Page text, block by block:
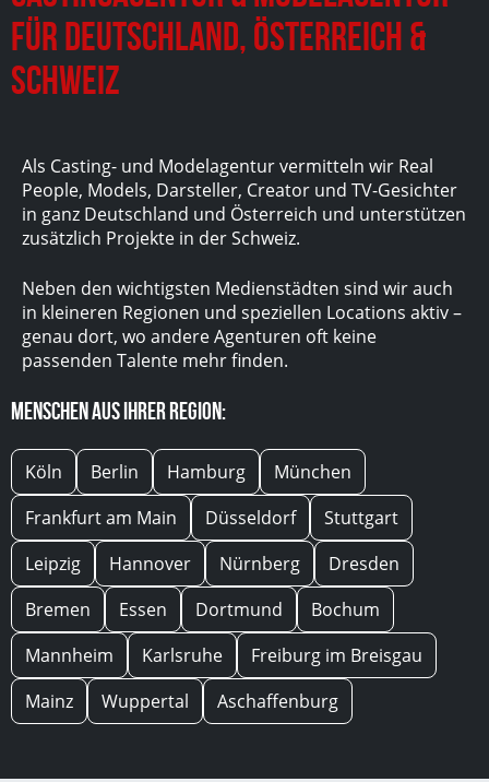
für Deutschland, Österreich &
Schweiz
Als Casting- und Modelagentur vermitteln wir Real
People, Models, Darsteller, Creator und TV-Gesichter
in ganz Deutschland und Österreich und unterstützen
zusätzlich Projekte in der Schweiz.
Neben den wichtigsten Medienstädten sind wir auch
in kleineren Regionen und speziellen Locations aktiv –
genau dort, wo andere Agenturen oft keine
passenden Talente mehr finden.
Menschen aus Ihrer Region:
Köln Berlin Hamburg
München
Frankfurt am Main
Düsseldorf
Stuttgart
Leipzig
Hannover Nürnberg
Dresden
Bremen
Essen Dortmund
Bochum
Mannheim
Karlsruhe
Freiburg im Breisgau
Mainz
Wuppertal Aschaffenburg